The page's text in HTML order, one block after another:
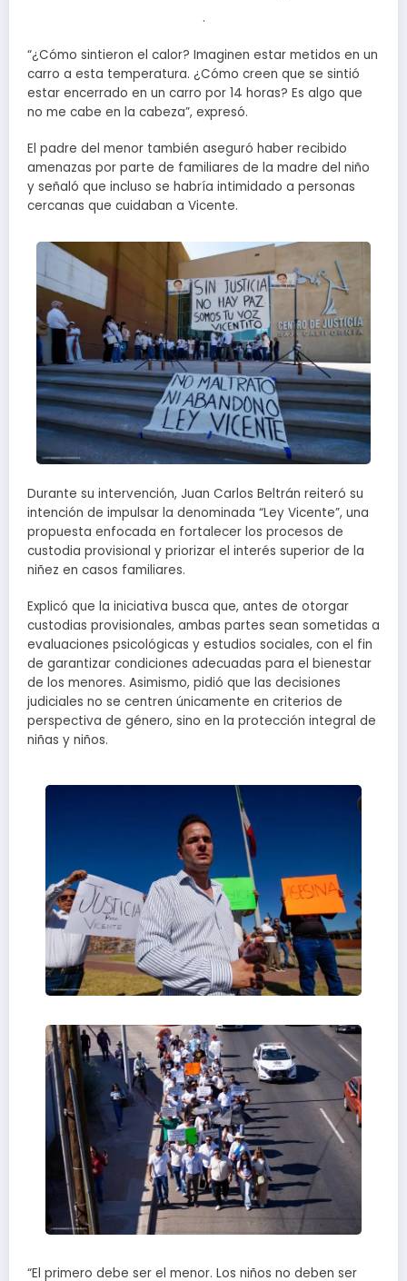
.
“¿Cómo sintieron el calor? Imaginen estar metidos en un
carro a esta temperatura. ¿Cómo creen que se sintió
estar encerrado en un carro por 14 horas? Es algo que
no me cabe en la cabeza”, expresó.
El padre del menor también aseguró haber recibido
amenazas por parte de familiares de la madre del niño
y señaló que incluso se habría intimidado a personas
cercanas que cuidaban a Vicente.
Durante su intervención, Juan Carlos Beltrán reiteró su
intención de impulsar la denominada “Ley Vicente”, una
propuesta enfocada en fortalecer los procesos de
custodia provisional y priorizar el interés superior de la
niñez en casos familiares.
Explicó que la iniciativa busca que, antes de otorgar
custodias provisionales, ambas partes sean sometidas a
evaluaciones psicológicas y estudios sociales, con el fin
de garantizar condiciones adecuadas para el bienestar
de los menores. Asimismo, pidió que las decisiones
judiciales no se centren únicamente en criterios de
perspectiva de género, sino en la protección integral de
niñas y niños.
“El primero debe ser el menor. Los niños no deben ser